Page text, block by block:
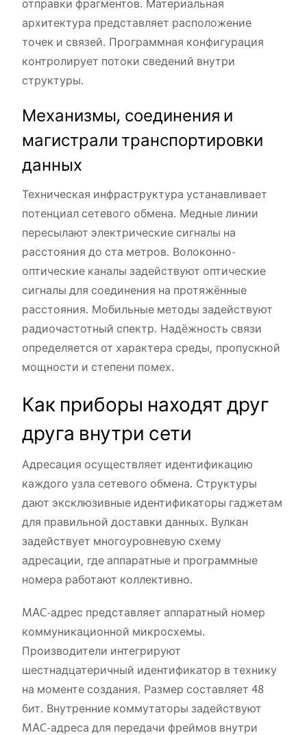
отправки фрагментов. Материальная
архитектура представляет расположение
точек и связей. Программная конфигурация
контролирует потоки сведений внутри
структуры.
Механизмы, соединения и
магистрали транспортировки
данных
Техническая инфраструктура устанавливает
потенциал сетевого обмена. Медные линии
пересылают электрические сигналы на
расстояния до ста метров. Волоконно-
оптические каналы задействуют оптические
сигналы для соединения на протяжённые
расстояния. Мобильные методы задействуют
радиочастотный спектр. Надёжность связи
определяется от характера среды, пропускной
мощности и степени помех.
Как приборы находят друг
друга внутри сети
Адресация осуществляет идентификацию
каждого узла сетевого обмена. Структуры
дают эксклюзивные идентификаторы гаджетам
для правильной доставки данных. Вулкан
задействует многоуровневую схему
адресации, где аппаратные и программные
номера работают коллективно.
MAC-адрес представляет аппаратный номер
коммуникационной микросхемы.
Производители интегрируют
шестнадцатеричный идентификатор в технику
на моменте создания. Размер составляет 48
бит. Внутренние коммутаторы задействуют
MAC-адреса для передачи фреймов внутри